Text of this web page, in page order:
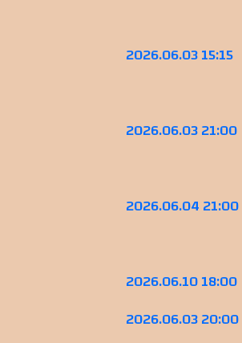
2026.06.03 15:15
2026.06.03 21:00
2026.06.04 21:00
2026.06.10 18:00
2026.06.03 20:00